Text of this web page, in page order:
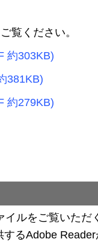
覧ください。
約303KB)
381KB)
約279KB)
ルをご覧いただ
るAdobe Reader